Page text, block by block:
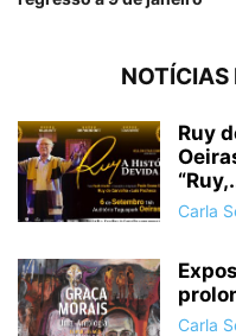
NOTÍCIAS
Ruy
Carla
Carla